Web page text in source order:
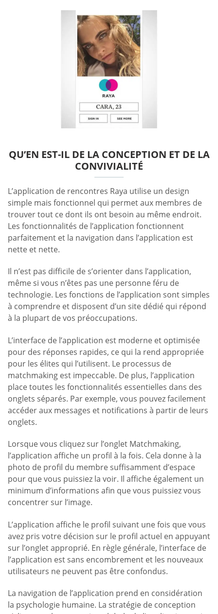
QU’EN EST-IL DE LA CONCEPTION ET DE LA
CONVIVIALITÉ
L’application de rencontres Raya utilise un design
simple mais fonctionnel qui permet aux membres de
trouver tout ce dont ils ont besoin au même endroit.
Les fonctionnalités de l’application fonctionnent
parfaitement et la navigation dans l’application est
nette et nette.
Il n’est pas difficile de s’orienter dans l’application,
même si vous n’êtes pas une personne féru de
technologie. Les fonctions de l’application sont simples
à comprendre et disposent d’un site dédié qui répond
à la plupart de vos préoccupations.
L’interface de l’application est moderne et optimisée
pour des réponses rapides, ce qui la rend appropriée
pour les élites qui l’utilisent. Le processus de
matchmaking est impeccable. De plus, l’application
place toutes les fonctionnalités essentielles dans des
onglets séparés. Par exemple, vous pouvez facilement
accéder aux messages et notifications à partir de leurs
onglets.
Lorsque vous cliquez sur l’onglet Matchmaking,
l’application affiche un profil à la fois. Cela donne à la
photo de profil du membre suffisamment d’espace
pour que vous puissiez la voir. Il affiche également un
minimum d’informations afin que vous puissiez vous
concentrer sur l’image.
L’application affiche le profil suivant une fois que vous
avez pris votre décision sur le profil actuel en appuyant
sur l’onglet approprié. En règle générale, l’interface de
l’application est sans encombrement et les nouveaux
utilisateurs ne peuvent pas être confondus.
La navigation de l’application prend en considération
la psychologie humaine. La stratégie de conception